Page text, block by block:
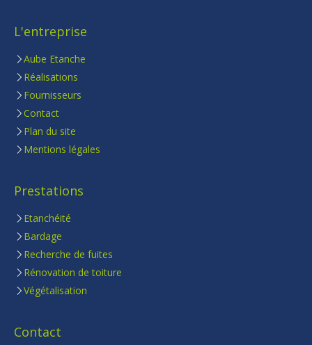
L'entreprise
Aube Etanche
Réalisations
Fournisseurs
Contact
Plan du site
Mentions légales
Prestations
Etanchéité
Bardage
Recherche de fuites
Rénovation de toiture
Végétalisation
Contact